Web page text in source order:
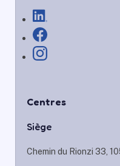
Centres
Siège
Chemin du Rionzi 33,